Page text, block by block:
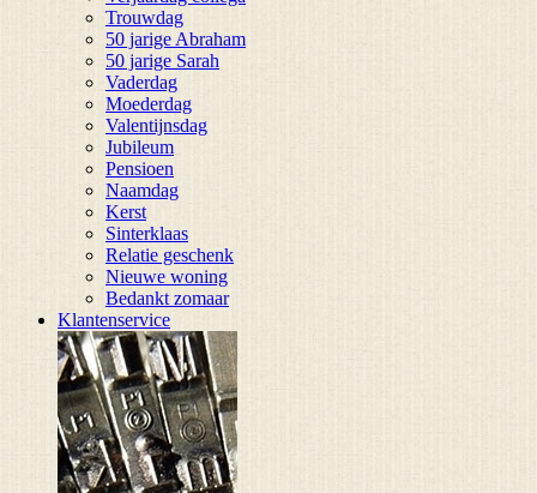
Trouwdag
50 jarige Abraham
50 jarige Sarah
Vaderdag
Moederdag
Valentijnsdag
Jubileum
Pensioen
Naamdag
Kerst
Sinterklaas
Relatie geschenk
Nieuwe woning
Bedankt zomaar
Klantenservice